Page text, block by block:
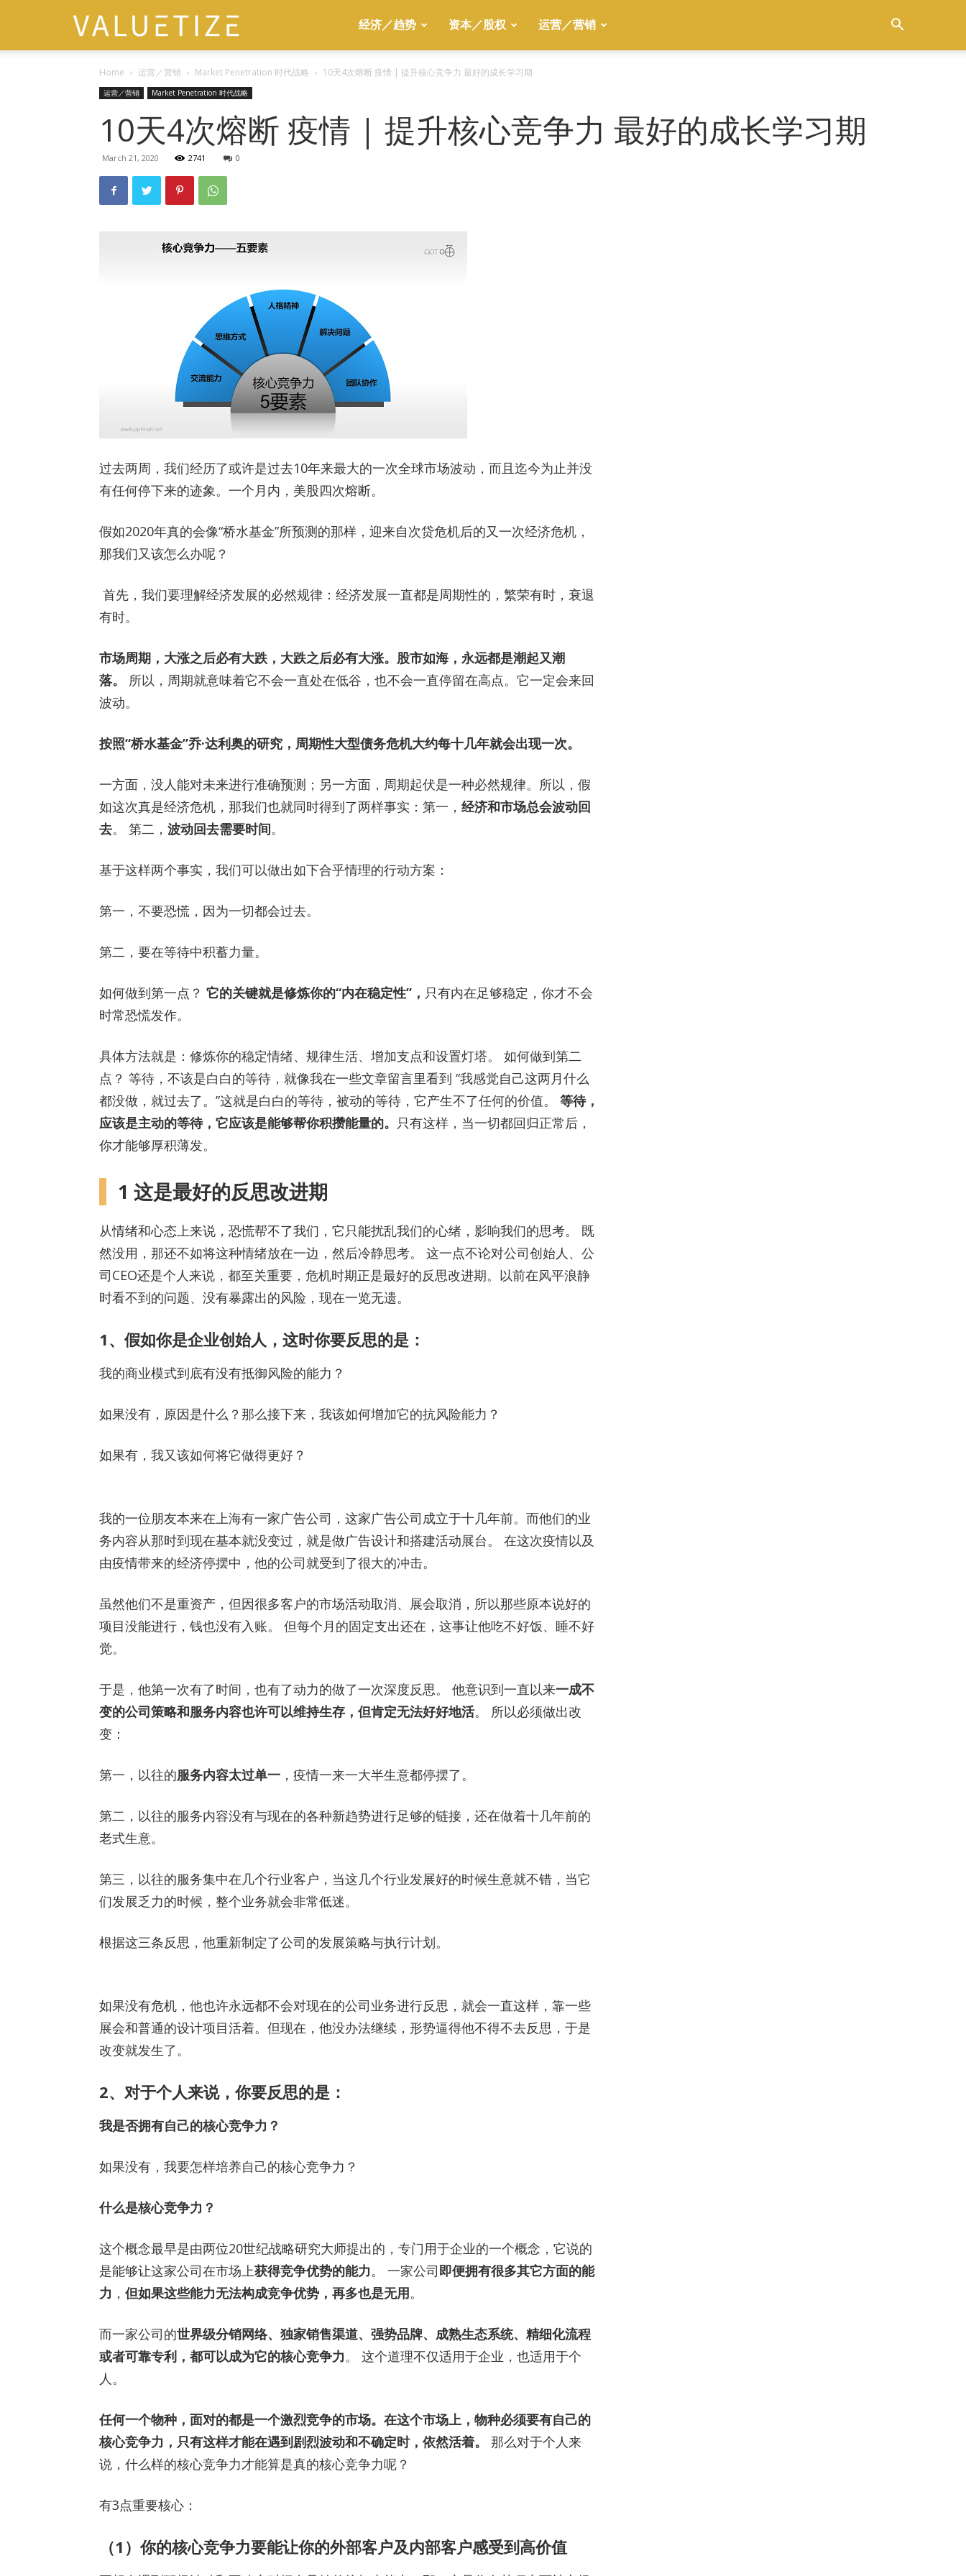
经济／趋势 资本／股权 运营／营销
Home 运营／营销 Market Penetration 时代战略 10天4次熔断 疫情 | 提升核心竞争力 最好的成长学习期
运营／营销 Market Penetration 时代战略
10天4次熔断 疫情 | 提升核心竞争力 最好的成长学习期
March 21, 2020 2741 0
过去两周，我们经历了或许是过去10年来最大的一次全球市场波动，而且迄今为止并没
有任何停下来的迹象。一个月内，美股四次熔断。
假如2020年真的会像“桥水基金”所预测的那样，迎来自次贷危机后的又一次经济危机，
那我们又该怎么办呢？
首先，我们要理解经济发展的必然规律：经济发展一直都是周期性的，繁荣有时，衰退
有时。
市场周期，大涨之后必有大跌，大跌之后必有大涨。股市如海，永远都是潮起又潮
落。
所以，周期就意味着它不会一直处在低谷，也不会一直停留在高点。它一定会来回
波动。
按照“桥水基金”乔·达利奥的研究，周期性大型债务危机大约每十几年就会出现一次。
一方面，没人能对未来进行准确预测；另一方面，周期起伏是一种必然规律。所以，假
如这次真是经济危机，那我们也就同时得到了两样事实：第一， 经济和市场总会波动回
去。 第二， 波动回去需要时间。
基于这样两个事实，我们可以做出如下合乎情理的行动方案：
第一，不要恐慌，因为一切都会过去。
第二，要在等待中积蓄力量。
如何做到第一点？ 它的关键就是修炼你的“内在稳定性”， 只有内在足够稳定，你才不会
时常恐慌发作。
具体方法就是：修炼你的稳定情绪、规律生活、增加支点和设置灯塔。 如何做到第二
点？ 等待，不该是白白的等待，就像我在一些文章留言里看到 “我感觉自己这两月什么
都没做，就过去了。”这就是白白的等待，被动的等待，它产生不了任何的价值。 等待，
应该是主动的等待，它应该是能够帮你积攒能量的。 只有这样，当一切都回归正常后，
你才能够厚积薄发。
1 这是最好的反思改进期
从情绪和心态上来说，恐慌帮不了我们，它只能扰乱我们的心绪，影响我们的思考。 既
然没用，那还不如将这种情绪放在一边，然后冷静思考。 这一点不论对公司创始人、公
司CEO还是个人来说，都至关重要，危机时期正是最好的反思改进期。以前在风平浪静
时看不到的问题、没有暴露出的风险，现在一览无遗。
1、假如你是企业创始人，这时你要反思的是：
我的商业模式到底有没有抵御风险的能力？
如果没有，原因是什么？那么接下来，我该如何增加它的抗风险能力？
如果有，我又该如何将它做得更好？
我的一位朋友本来在上海有一家广告公司，这家广告公司成立于十几年前。而他们的业
务内容从那时到现在基本就没变过，就是做广告设计和搭建活动展台。 在这次疫情以及
由疫情带来的经济停摆中，他的公司就受到了很大的冲击。
虽然他们不是重资产，但因很多客户的市场活动取消、展会取消，所以那些原本说好的
项目没能进行，钱也没有入账。 但每个月的固定支出还在，这事让他吃不好饭、睡不好
觉。
于是，他第一次有了时间，也有了动力的做了一次深度反思。 他意识到一直以来一成不
变的公司策略和服务内容也许可以维持生存，但肯定无法好好地活。 所以必须做出改
变：
第一，以往的服务内容太过单一 ，疫情一来一大半生意都停摆了。
第二，以往的服务内容没有与现在的各种新趋势进行足够的链接，还在做着十几年前的
老式生意。
第三，以往的服务集中在几个行业客户，当这几个行业发展好的时候生意就不错，当它
们发展乏力的时候，整个业务就会非常低迷。
根据这三条反思，他重新制定了公司的发展策略与执行计划。
如果没有危机，他也许永远都不会对现在的公司业务进行反思，就会一直这样，靠一些
展会和普通的设计项目活着。但现在，他没办法继续，形势逼得他不得不去反思，于是
改变就发生了。
2、对于个人来说，你要反思的是：
我是否拥有自己的核心竞争力？
如果没有，我要怎样培养自己的核心竞争力？
什么是核心竞争力？
这个概念最早是由两位20世纪战略研究大师提出的，专门用于企业的一个概念，它说的
是能够让这家公司在市场上获得竞争优势的能力。 一家公司即便拥有很多其它方面的能
力 ， 但如果这些能力无法构成竞争优势，再多也是无用。
而一家公司的世界级分销网络、独家销售渠道、强势品牌、成熟生态系统、精细化流程
或者可靠专利，都可以成为它的核心竞争力。 这个道理不仅适用于企业，也适用于个
人。
任何一个物种，面对的都是一个激烈竞争的市场。在这个市场上，物种必须要有自己的
核心竞争力，只有这样才能在遇到剧烈波动和不确定时，依然活着。
那么对于个人来
说，什么样的核心竞争力才能算是真的核心竞争力呢？
有3点重要核心：
（1）你的核心竞争力要能让你的外部客户及内部客户感受到高价值